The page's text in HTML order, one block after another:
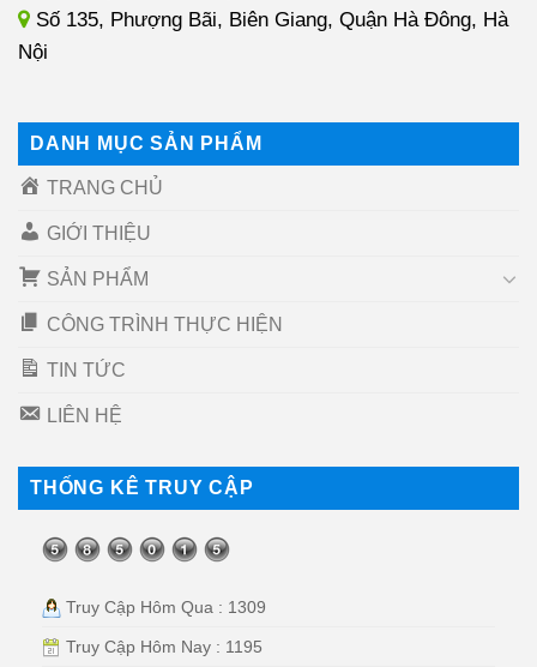
Số 135, Phượng Bãi, Biên Giang, Quận Hà Đông, Hà
Nội
DANH MỤC SẢN PHẨM
TRANG CHỦ
GIỚI THIỆU
SẢN PHẨM
CÔNG TRÌNH THỰC HIỆN
TIN TỨC
LIÊN HỆ
THỐNG KÊ TRUY CẬP
Truy Cập Hôm Qua : 1309
Truy Cập Hôm Nay : 1195